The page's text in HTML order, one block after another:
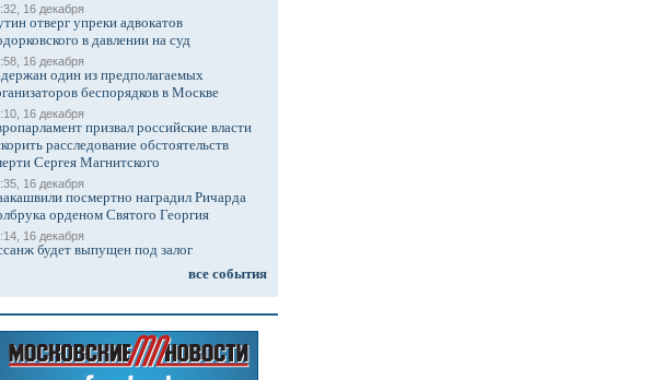
16 декабря
отверг упреки адвокатов
в давлении на суд
16 декабря
один из предполагаемых
беспорядков в Москве
16 декабря
призвал российские власти
расследование обстоятельств
Сергея Магнитского
16 декабря
посмертно наградил Ричарда
орденом Святого Георгия
16 декабря
будет выпущен под залог
все события